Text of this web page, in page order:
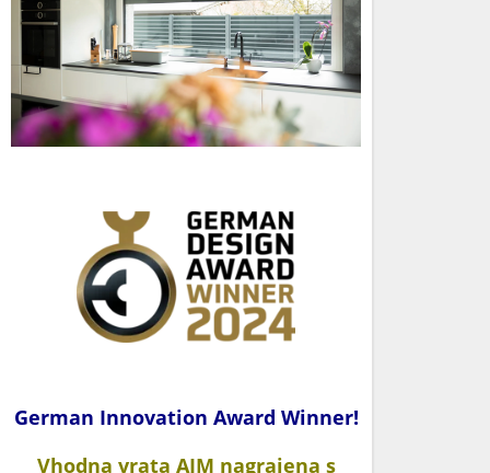
German Innovation Award Winner!
Vhodna vrata AJM nagrajena s